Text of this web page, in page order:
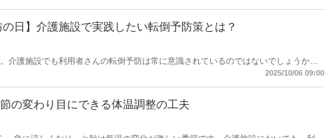
の日】介護施設で実践したい転倒予防策とは？
介護施設でも利用者さんの転倒予防は常に意識されているのではないでしょうか。
者さんだけでなく、職員さんの安全面も意識してみませんか？転倒予防としてできる
2025/10/06 09:00
の変わり目にできる体温調整の工夫